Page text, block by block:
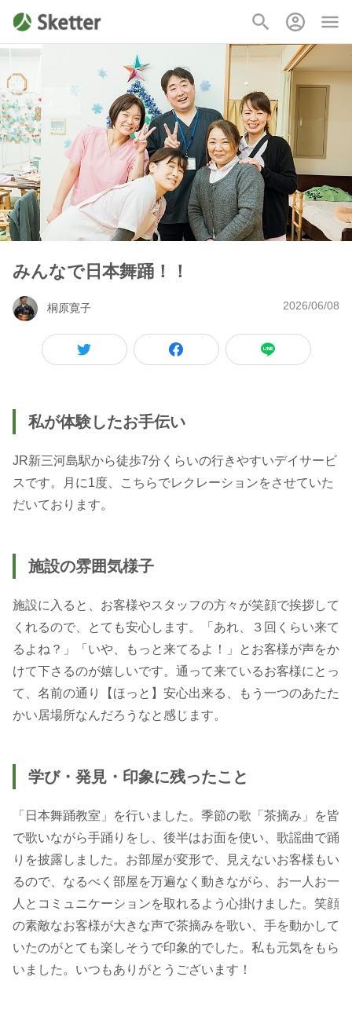
みんなで日本舞踊！！
桐原寛子 2026/06/08
私が体験したお手伝い
JR新三河島駅から徒歩7分くらいの行きやすいデイサービ
スです。月に1度、こちらでレクレーションをさせていた
だいております。
施設の雰囲気様子
施設に入ると、お客様やスタッフの方々が笑顔で挨拶して
くれるので、とても安心します。「あれ、３回くらい来て
るよね？」「いや、もっと来てるよ！」とお客様が声をか
けて下さるのが嬉しいです。通って来ているお客様にとっ
て、名前の通り【ほっと】安心出来る、もう一つのあたた
かい居場所なんだろうなと感じます。
学び・発見・印象に残ったこと
「日本舞踊教室」を行いました。季節の歌「茶摘み」を皆
で歌いながら手踊りをし、後半はお面を使い、歌謡曲で踊
りを披露しました。お部屋が変形で、見えないお客様もい
るので、なるべく部屋を万遍なく動きながら、お一人お一
人とコミュニケーションを取れるよう心掛けました。笑顔
の素敵なお客様が大きな声で茶摘みを歌い、手を動かして
いたのがとても楽しそうで印象的でした。私も元気をもら
いました。いつもありがとうございます！